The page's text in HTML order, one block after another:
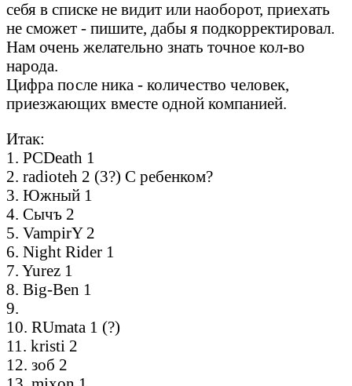
себя в списке не видит или наоборот, приехать
не сможет - пишите, дабы я подкорректировал.
Нам очень желательно знать точное кол-во
народа.
Цифра после ника - количество человек,
приезжающих вместе одной компанией.
Итак:
1. PCDeath 1
2. radioteh 2 (3?) С ребенком?
3. Южный 1
4. Сычъ 2
5. VampirY 2
6. Night Rider 1
7. Yurez 1
8. Big-Ben 1
9.
10. RUmata 1 (?)
11. kristi 2
12. зоб 2